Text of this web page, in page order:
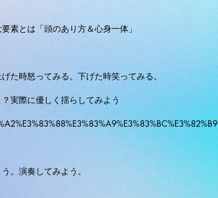
素とは「頭のあり方＆心身一体」
た時怒ってみる。下げた時笑ってみる。
実際に優しく揺らしてみよう
。演奏してみよう。